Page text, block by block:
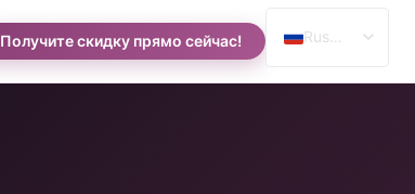
Получите скидку прямо сейчас!
English